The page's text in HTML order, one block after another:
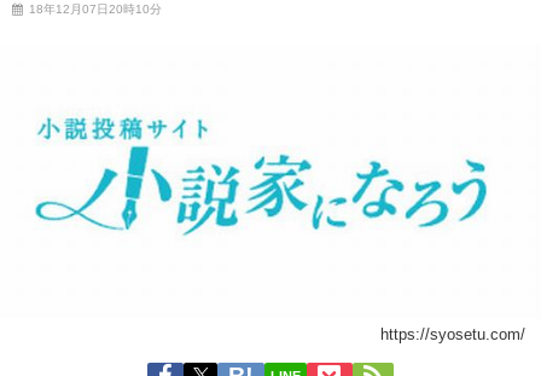
18年12月07日20時10分
https://syosetu.com/